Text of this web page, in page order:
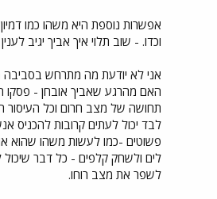
אפשרות נוספת היא משהו כמו
וכדו. - שוב תלוי איך אביך יגיב לענין
אני לא יודעת מה מתרחש בסביבה
האם מהרגע שאביך אובחן - פסקו
תחושה של מצב חרום וכל העיסור
לבד יכול לעתים קרובות להכניס
פשוטים -כמו לעשות משהו שהוא
לים ולשחק קלפים - כל דבר שיכול
לשפר את מצב רוחו.